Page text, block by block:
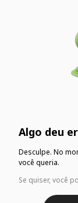
Algo deu
Desculpe. No
você queria.
Se quiser, você